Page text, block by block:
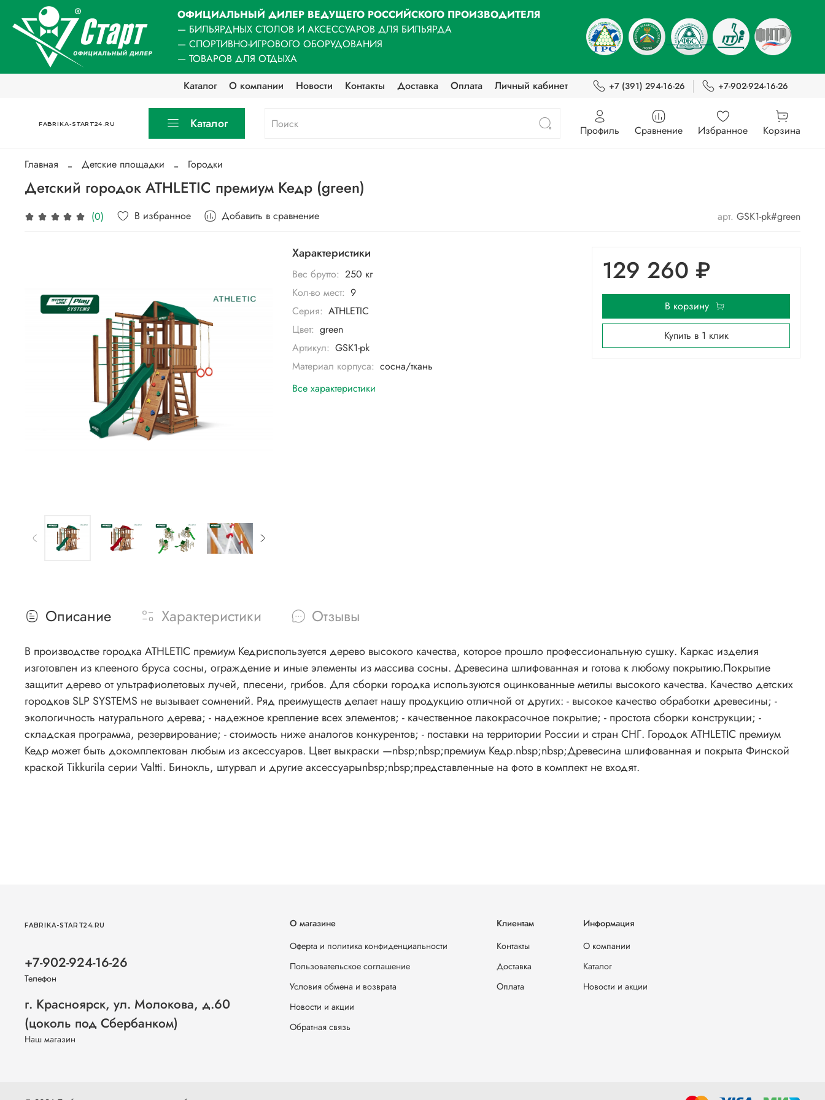
ОФИЦИАЛЬНЫЙ ДИЛЕР ВЕДУЩЕГО РОССИЙСКОГО ПРОИЗВОДИТЕЛЯ
— БИЛЬЯРДНЫХ СТОЛОВ И АКСЕССУАРОВ ДЛЯ БИЛЬЯРДА
— СПОРТИВНО-ИГРОВОГО ОБОРУДОВАНИЯ
— ТОВАРОВ ДЛЯ ОТДЫХА
Каталог
О компании Новости Контакты Доставка Оплата Личный кабинет +7 (391) 294-16-26 +7-902-924-16-26
FABRIKA-START24.RU Каталог Профиль Сравнение Избранное Корзина
Главная Детские площадки Городки
Детский городок ATHLETIC премиум Кедр (green)
(0) В избранное Добавить в сравнение арт. GSK1-pk#green
Характеристики
Вес брутто: 250 кг
Кол-во мест: 9
Серия: ATHLETIC
Цвет: green
Артикул: GSK1-pk
Материал корпуса: сосна/ткань
Все характеристики
129 260 ₽
В корзину
Купить в 1 клик
Описание Характеристики Отзывы
В производстве городка ATHLETIC премиум Кедриспользуется дерево высокого качества, которое прошло профессиональную сушку. Каркас изделия
изготовлен из клееного бруса сосны, ограждение и иные элементы из массива сосны. Древесина шлифованная и готова к любому покрытию.Покрытие
защитит дерево от ультрафиолетовых лучей, плесени, грибов. Для сборки городка используются оцинкованные метилы высокого качества. Качество детских
городков SLP SYSTEMS не вызывает сомнений. Ряд преимуществ делает нашу продукцию отличной от других: - высокое качество обработки древесины; -
экологичность натурального дерева; - надежное крепление всех элементов; - качественное лакокрасочное покрытие; - простота сборки конструкции; -
складская программа, резервирование; - стоимость ниже аналогов конкурентов; - поставки на территории России и стран СНГ. Городок ATHLETIC премиум
Кедр может быть докомплектован любым из аксессуаров. Цвет выкраски —nbsp;nbsp;премиум Кедр.nbsp;nbsp;Древесина шлифованная и покрыта Финской
краской Tikkurila серии Valtti. Бинокль, штурвал и другие аксессуарыnbsp;nbsp;представленные на фото в комплект не входят.
О магазине
Оферта и политика конфиденциальности
Пользовательское соглашение
Условия обмена и возврата
Новости и акции
Обратная связь
Клиентам
Контакты
Доставка
Оплата
Информация
О компании
Каталог
Новости и акции
FABRIKA-START24.RU
+7-902-924-16-26
Телефон
г. Красноярск, ул. Молокова, д.60
(цоколь под Сбербанком)
Наш магазин